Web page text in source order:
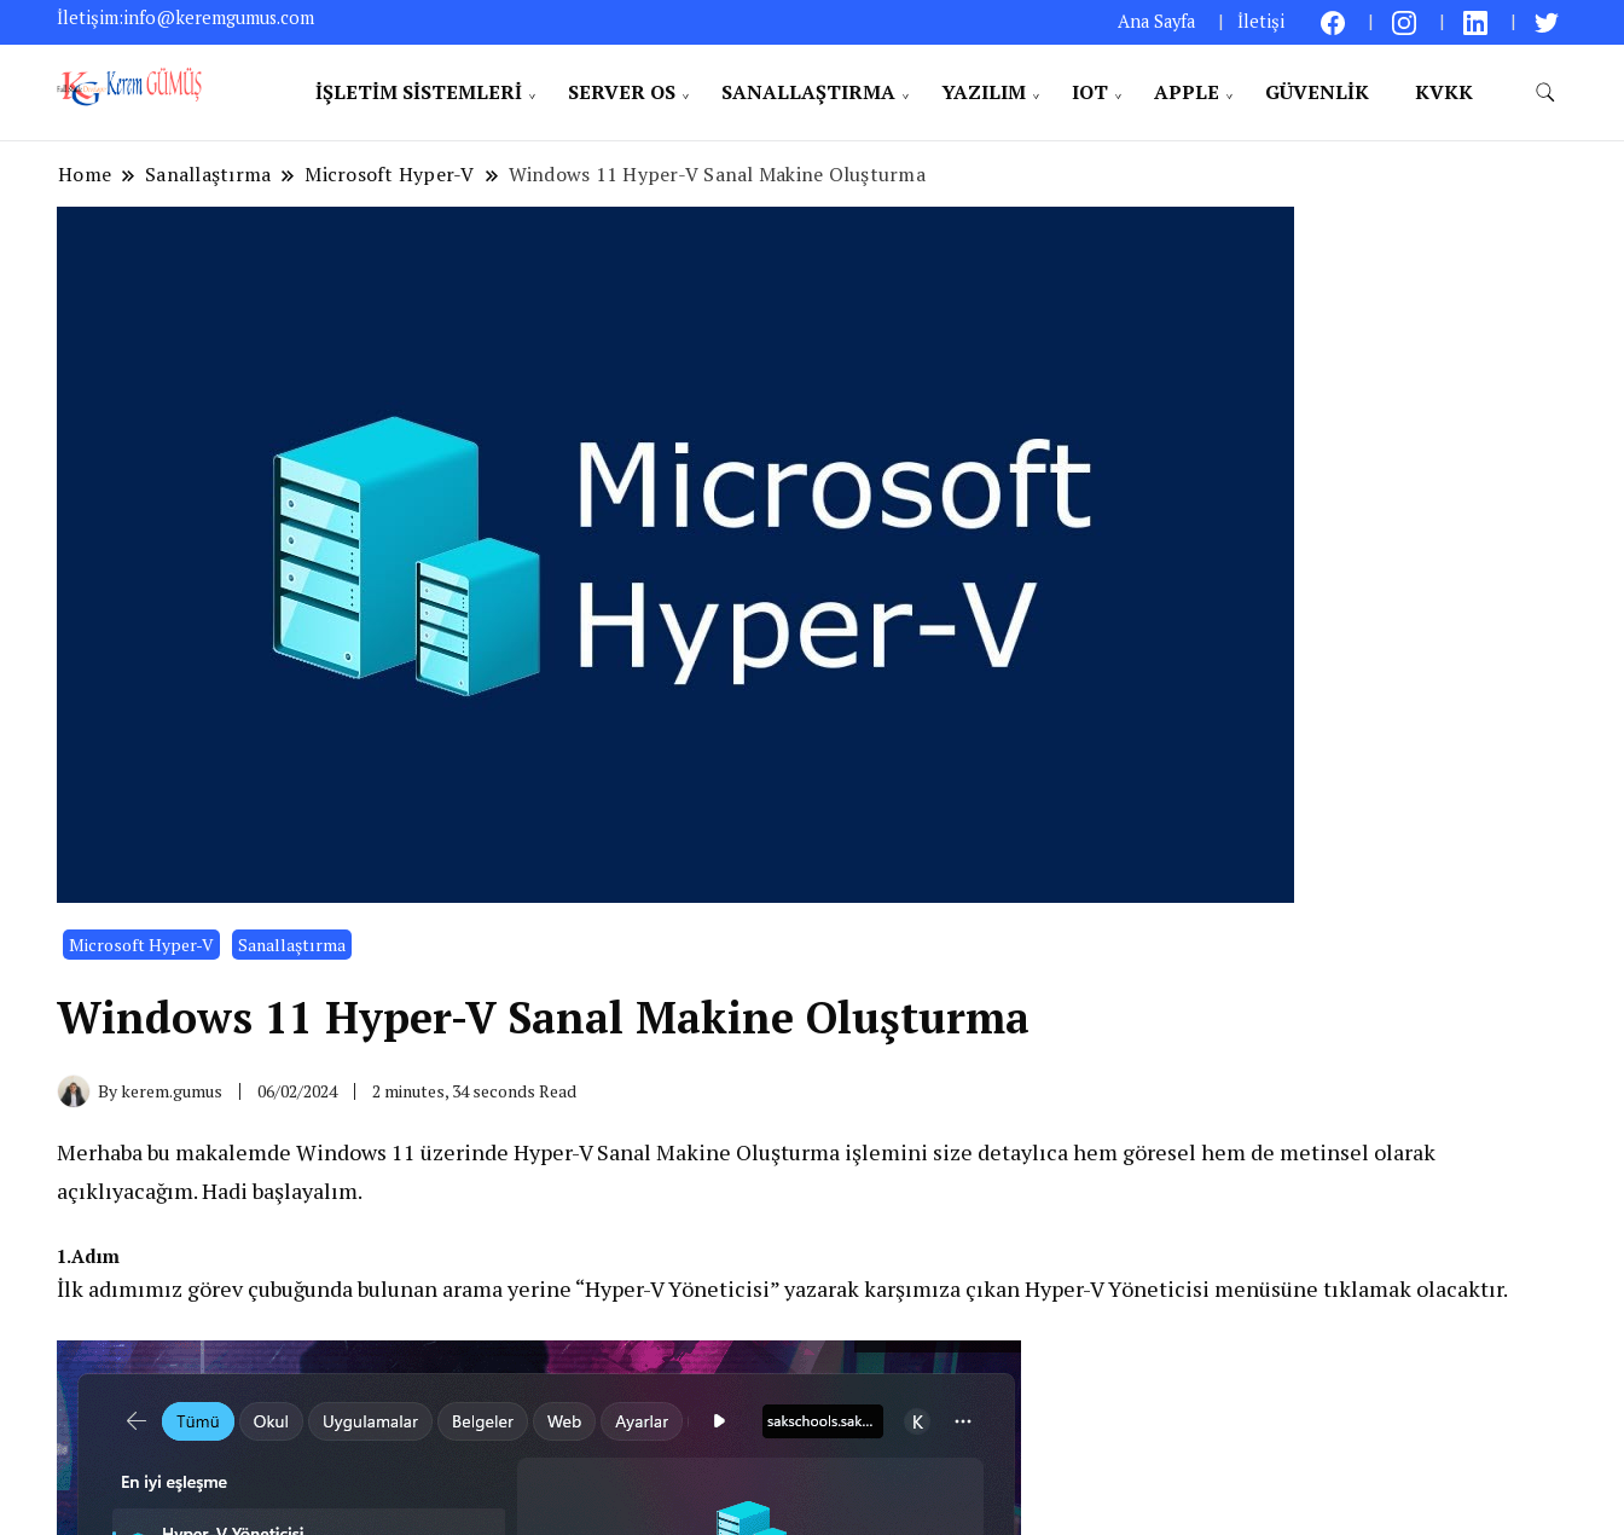
İletişim:info@keremgumus.com Ana Sayfa İletişi
Bilgisayarın Büyülü Dünyasında: Sistem Yönetimi, Yazılımın Gücü ve Gündelik Hayatta Kolaylıklar – Kişisel Bir Bakış
İŞLETIM SISTEMLERI SERVER OS SANALLAŞTIRMA YAZILIM IOT APPLE GÜVENLIK KVKK
Home Sanallaştırma Microsoft Hyper-V Windows 11 Hyper-V Sanal Makine Oluşturma
Microsoft Hyper-V Sanallaştırma
Windows 11 Hyper-V Sanal Makine Oluşturma
Bykerem.gumus 06/02/2024 2 minutes, 34 seconds Read
Merhaba bu makalemde Windows 11 üzerinde Hyper-V Sanal Makine Oluşturma işlemini size detaylıca hem göresel hem de metinsel olarak
açıklıyacağım. Hadi başlayalım.
1.Adım
İlk adımımız görev çubuğunda bulunan arama yerine “Hyper-V Yöneticisi” yazarak karşımıza çıkan Hyper-V Yöneticisi menüsüne tıklamak olacaktır.